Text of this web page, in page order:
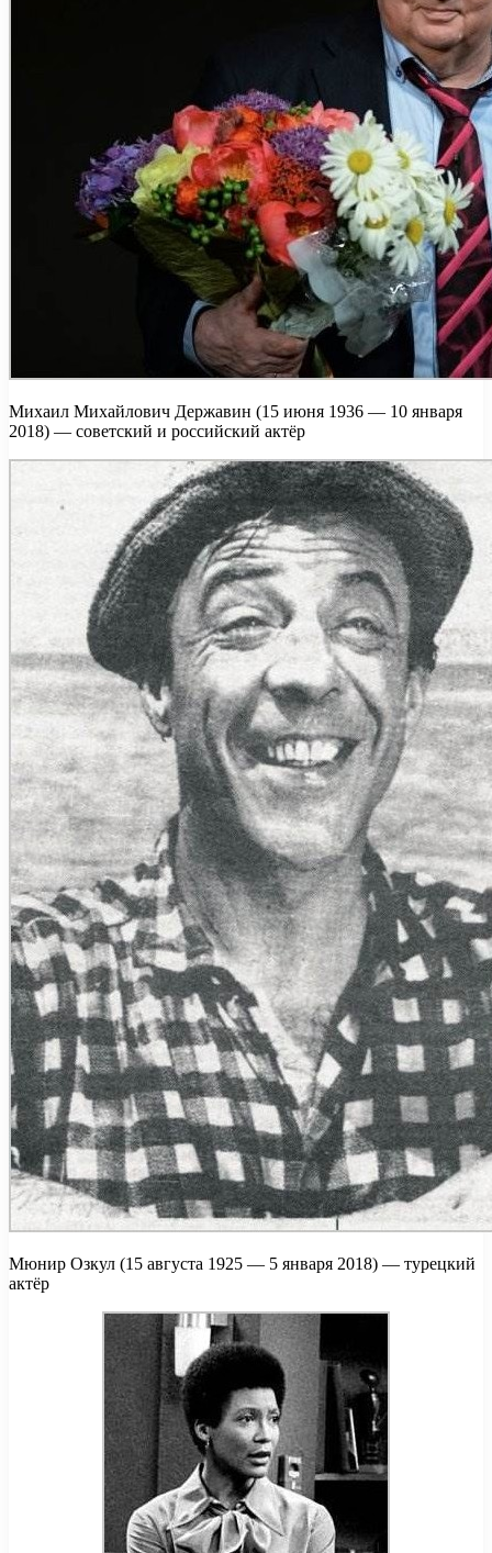
Михаил Михайлович Державин (15 июня 1936 — 10 января
2018) — советский и российский актёр
Мюнир Озкул (15 августа 1925 — 5 января 2018) — турецкий
актёр